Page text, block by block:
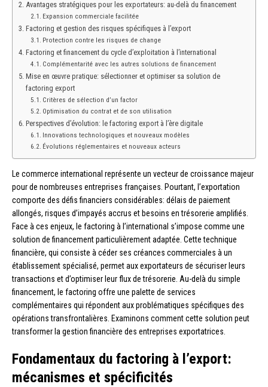
Avantages stratégiques pour les exportateurs: au-delà du financement
Expansion commerciale facilitée
Factoring et gestion des risques spécifiques à l’export
Protection contre les risques de change
Factoring et financement du cycle d’exploitation à l’international
Complémentarité avec les autres solutions de financement
Mise en œuvre pratique: sélectionner et optimiser sa solution de
factoring export
Critères de sélection d’un factor
Optimisation du contrat et de son utilisation
Perspectives d’évolution: le factoring export à l’ère digitale
Innovations technologiques et nouveaux modèles
Évolutions réglementaires et nouveaux acteurs
Le commerce international représente un vecteur de croissance majeur
pour de nombreuses entreprises françaises. Pourtant, l’exportation
comporte des défis financiers considérables: délais de paiement
allongés, risques d’impayés accrus et besoins en trésorerie amplifiés.
Face à ces enjeux, le factoring à l’international s’impose comme une
solution de financement particulièrement adaptée. Cette technique
financière, qui consiste à céder ses créances commerciales à un
établissement spécialisé, permet aux exportateurs de sécuriser leurs
transactions et d’optimiser leur flux de trésorerie. Au-delà du simple
financement, le factoring offre une palette de services
complémentaires qui répondent aux problématiques spécifiques des
opérations transfrontalières. Examinons comment cette solution peut
transformer la gestion financière des entreprises exportatrices.
Fondamentaux du factoring à l’export:
mécanismes et spécificités